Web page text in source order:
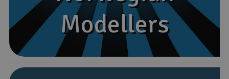
Båter
Droner
Droner for FPV
Modellers
Modellers